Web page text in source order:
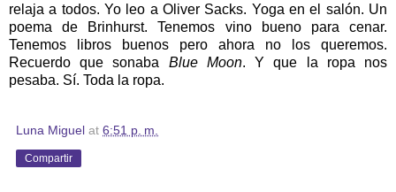
relaja a todos. Yo leo a Oliver Sacks. Yoga en el salón. Un
poema de Brinhurst. Tenemos vino bueno para cenar.
Tenemos libros buenos pero ahora no los queremos.
Recuerdo que sonaba Blue Moon. Y que la ropa nos
pesaba. Sí. Toda la ropa.
Luna Miguel at 6:51 p. m.
Compartir